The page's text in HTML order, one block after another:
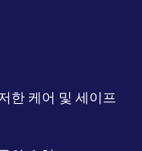
한 케어 및 세이프